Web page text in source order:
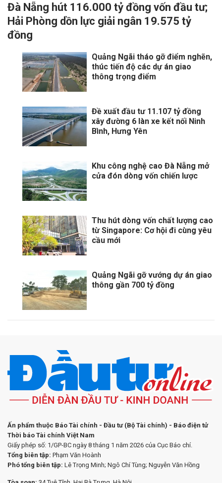
Đà Nẵng hút 116.000 tỷ đồng vốn đầu tư;
Hải Phòng dồn lực giải ngân 19.575 tỷ
đồng
Quảng Ngãi tháo gỡ điểm nghẽn,
thúc tiến độ các dự án giao
thông trọng điểm
Đề xuất đầu tư 11.107 tỷ đồng
xây đường 6 làn xe kết nối Ninh
Bình, Hưng Yên
Khu công nghệ cao Đà Nẵng mở
cửa đón dòng vốn chiến lược
Thu hút dòng vốn chất lượng cao
từ Singapore: Cơ hội đi cùng yêu
cầu mới
Quảng Ngãi gỡ vướng dự án giao
thông gần 700 tỷ đồng
Ấn phẩm thuộc Báo Tài chính - Đầu tư (Bộ Tài chính) - Báo điện tử
Thời báo Tài chính Việt Nam
Giấy phép số: 1/GP-BC ngày 8 tháng 1 năm 2026 của Cục Báo chí.
Tổng biên tập: Phạm Văn Hoành
Phó tổng biên tập: Lê Trọng Minh; Ngô Chí Tùng; Nguyễn Văn Hồng